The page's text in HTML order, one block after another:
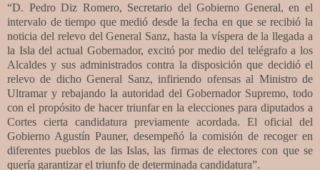
“D. Pedro Diz Romero, Secretario del Gobierno General, en el
intervalo de tiempo que medió desde la fecha en que se recibió la
noticia del relevo del General Sanz, hasta la víspera de la llegada a
la Isla del actual Gobernador, excitó por medio del telégrafo a los
Alcaldes y sus administrados contra la disposición que decidió el
relevo de dicho General Sanz, infiriendo ofensas al Ministro de
Ultramar y rebajando la autoridad del Gobernador Supremo, todo
con el propósito de hacer triunfar en la elecciones para diputados a
Cortes cierta candidatura previamente acordada. El oficial del
Gobierno Agustín Pauner, desempeñó la comisión de recoger en
diferentes pueblos de las Islas, las firmas de electores con que se
quería garantizar el triunfo de determinada candidatura”.